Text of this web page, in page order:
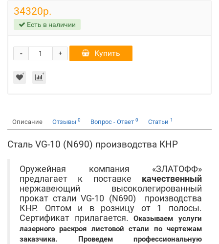
34320р.
Есть в наличии
+
- Купить
Описание Отзывы 0 Вопрос - Ответ 0 Статьи 1
Сталь VG-10 (N690) производства КНР
Оружейная компания «ЗЛАТОФФ»
предлагает к поставке качественный
нержавеющий высоколегированный
прокат стали VG-10 (N690) производства
КНР. Оптом и в розницу от 1 полосы.
Сертификат прилагается.
Оказываем услуги
лазерного раскроя листовой стали по чертежам
заказчика. Проведем профессиональную